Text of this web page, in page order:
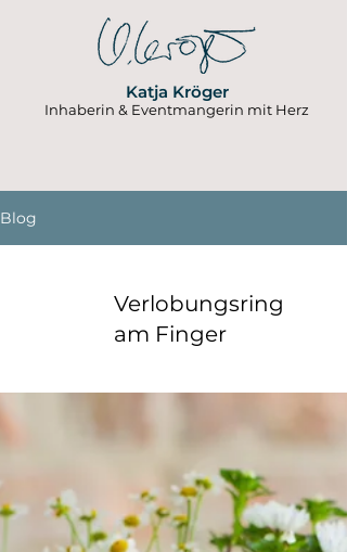
Katja Kröger
Inhaberin & Eventmangerin mit Herz
Blog
Verlobungsring
am Finger